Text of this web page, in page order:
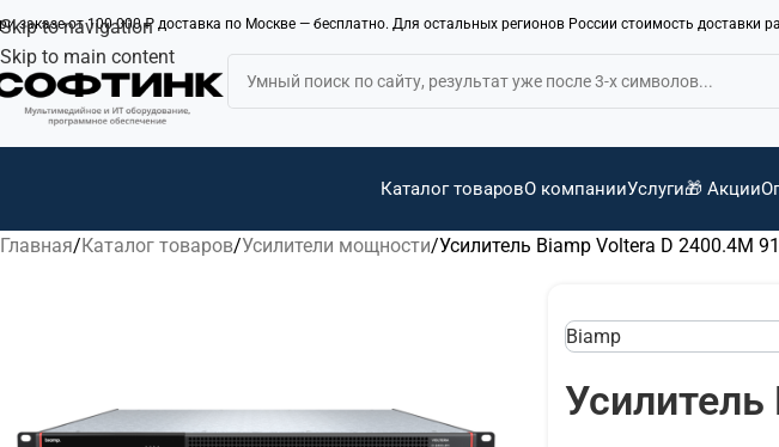
Skip to navigation
Skip to main content
заказе от 100 000 ₽ доставка по Москве — бесплатно. Для остальных регионов России стоимость доставки
Каталог товаровО компанииУслуги🎁 Акции
Главная Каталог товаров Усилители мощности Усилитель Biamp Voltera D 2400.4M
Biamp